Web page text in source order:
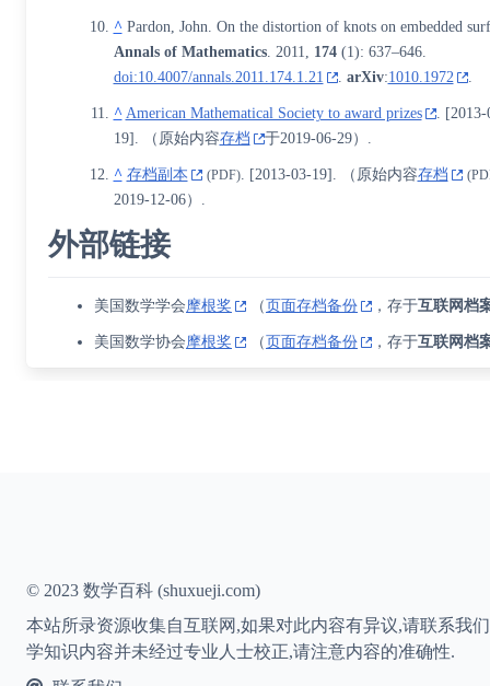
^ Pardon, John. On the distortion of knots on embedded
Annals of Mathematics. 2011, 174(1): 637–646.
doi:10.4007/annals.2011.174.1.21
. arXiv:1010.1972 .
^ American Mathematical Society to award prizes . [2013-
19] . （原始内容存档 于2019-06-29）.
^ 存档副本 (PDF). [2013-03-19] . （原始内容存档
2019-12-06）.
外部链接
美国数学学会摩根奖 （页面存档备份 ，存于互联网档
美国数学协会摩根奖 （页面存档备份 ，存于互联网档
© 2023 数学百科 (shuxueji.com)
本站所录资源收集自互联网,如果对此内容有异议,请联系我
学知识内容并未经过专业人士校正,请注意内容的准确性.